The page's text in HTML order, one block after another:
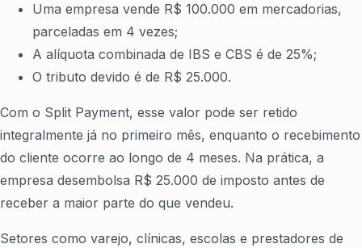
Uma empresa vende R$ 100.000 em mercadorias,
parceladas em 4 vezes;
A alíquota combinada de IBS e CBS é de 25%;
O tributo devido é de R$ 25.000.
Com o Split Payment, esse valor pode ser retido
integralmente já no primeiro mês, enquanto o recebimento
do cliente ocorre ao longo de 4 meses. Na prática, a
empresa desembolsa R$ 25.000 de imposto antes de
receber a maior parte do que vendeu.
Setores como varejo, clínicas, escolas e prestadores de